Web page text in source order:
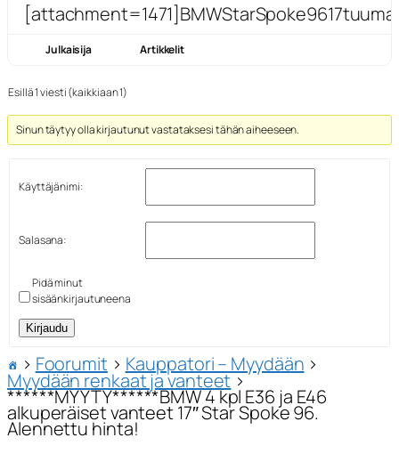
Julkaisija Artikkelit
Esillä 1 viesti (kaikkiaan 1)
Sinun täytyy olla kirjautunut vastataksesi tähän aiheeseen.
Käyttäjänimi:
Salasana:
Pidä minut
sisäänkirjautuneena
Kirjaudu
› Foorumit › Kauppatori – Myydään ›
Myydään renkaat ja vanteet›
******MYYTY******BMW 4 kpl E36 ja E46
alkuperäiset vanteet 17″ Star Spoke 96.
Alennettu hinta!